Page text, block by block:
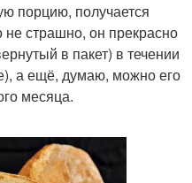
порцию, получается
страшно, он прекрасно
в пакет) в течении
а ещё, думаю, можно его
месяца.